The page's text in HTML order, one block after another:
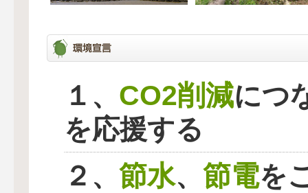
１、 CO2削減につ
を応援する
２、 節水、 節電を